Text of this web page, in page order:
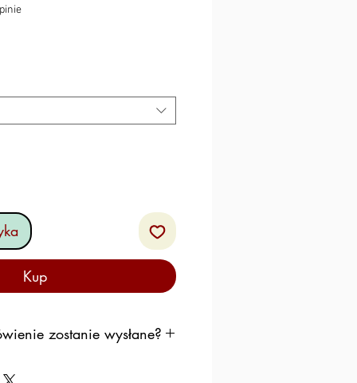
gwiazdek na podstawie 2 recenzji
Kup
zostanie wysłane?